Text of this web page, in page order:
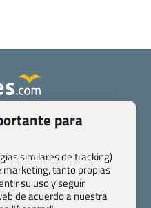
Contacto
disposiciones específicas
Registro de agencias
Condiciones generales
Transparencia
para
similares de tracking)
marketing, tanto propias
su uso y seguir
de acuerdo a nuestra